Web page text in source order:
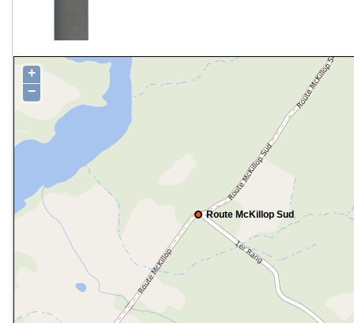
Route McKillop Sud
+
−